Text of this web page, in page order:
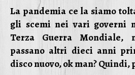
La pandemia ce la siamo
gli scemi nei vari governi
Terza Guerra Mondiale,
passano altri dieci anni
disco nuovo, ok man?